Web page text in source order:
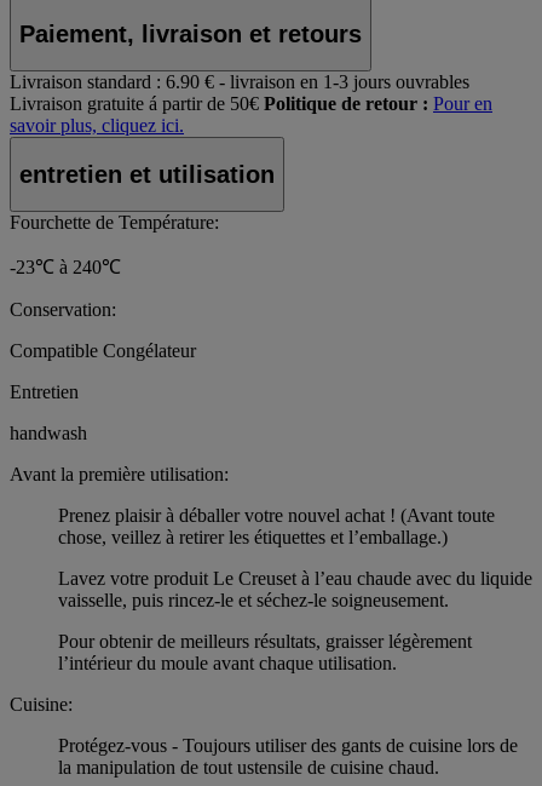
Paiement, livraison et retours
Livraison standard : 6.90 € - livraison en 1-3 jours ouvrables
Livraison gratuite á partir de 50€ Politique de retour : Pour en
savoir plus, cliquez ici.
entretien et utilisation
Fourchette de Température:
-23℃ à 240℃
Conservation:
Compatible Congélateur
Entretien
handwash
Avant la première utilisation:
Prenez plaisir à déballer votre nouvel achat ! (Avant toute
chose, veillez à retirer les étiquettes et l’emballage.)
Lavez votre produit Le Creuset à l’eau chaude avec du liquide
vaisselle, puis rincez-le et séchez-le soigneusement.
Pour obtenir de meilleurs résultats, graisser légèrement
l’intérieur du moule avant chaque utilisation.
Cuisine:
Protégez-vous - Toujours utiliser des gants de cuisine lors de
la manipulation de tout ustensile de cuisine chaud.